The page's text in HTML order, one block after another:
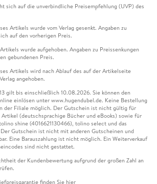
sich auf die unverbindliche Preisempfehlung (UVP) des
Artikels wurde vom Verlag gesenkt. Angaben zu
auf den vorherigen Preis.
wurde aufgehoben. Angaben zu Preissenkungen
gebundenen Preis.
Artikels wird nach Ablauf des auf der Artikelseite
angehoben.
gilt bis einschließlich 10.08.2026. Sie können den
einlösen unter www.hugendubel.de. Keine Bestellung
der Filiale möglich. Der Gutschein ist nicht gültig für
(deutschsprachige Bücher und eBooks) sowie für
shine (4016621130466), tolino select und das
Gutschein ist nicht mit anderen Gutscheinen und
Eine Barauszahlung ist nicht möglich. Ein Weiterverkauf
sind nicht gestattet.
der Kundenbewertung aufgrund der großen Zahl an
finden Sie hier